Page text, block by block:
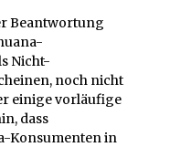
Beantwortung
Nicht-
noch nicht
einige vorläufige
dass
Konsumenten in